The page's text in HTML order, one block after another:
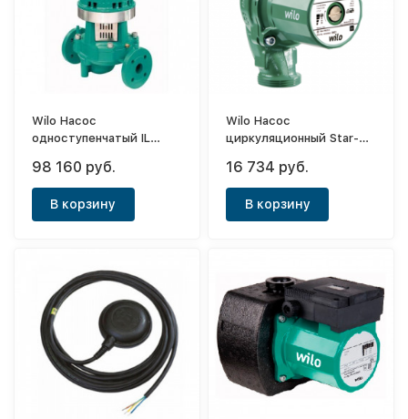
Wilo Насос
одноступенчатый IL
98 160 руб.
В корзину
Wilo Насос
циркуляционный Star-RS
16 734 руб.
В корзину